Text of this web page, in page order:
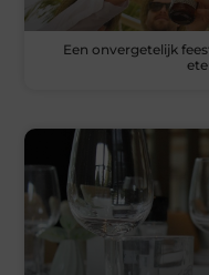
Een onvergetelijk